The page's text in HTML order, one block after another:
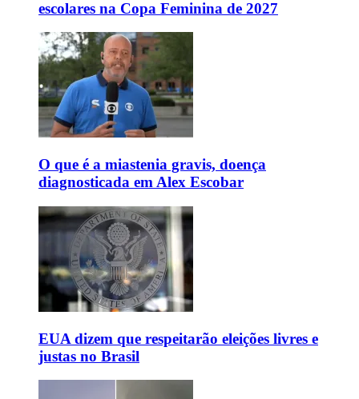
escolares na Copa Feminina de 2027
O que é a miastenia gravis, doença
diagnosticada em Alex Escobar
EUA dizem que respeitarão eleições livres e
justas no Brasil